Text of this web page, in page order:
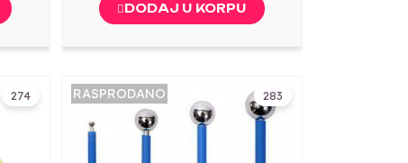
DODAJ U KORPU
274 283
RASPRODANO